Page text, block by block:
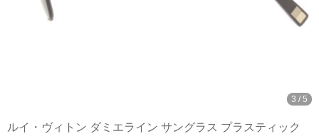
3 / 5
ルイ・ヴィトン ダミエライン サングラス プラスティック